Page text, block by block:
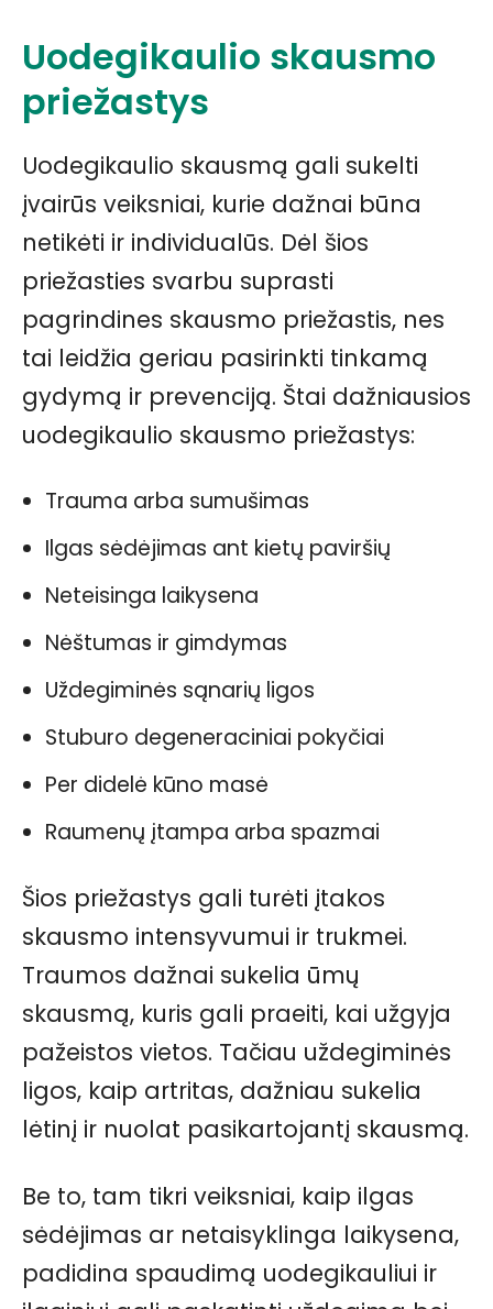
Uodegikaulio skausmo
priežastys
Uodegikaulio skausmą gali sukelti
įvairūs veiksniai, kurie dažnai būna
netikėti ir individualūs. Dėl šios
priežasties svarbu suprasti
pagrindines skausmo priežastis, nes
tai leidžia geriau pasirinkti tinkamą
gydymą ir prevenciją. Štai dažniausios
uodegikaulio skausmo priežastys:
Trauma arba sumušimas
Ilgas sėdėjimas ant kietų paviršių
Neteisinga laikysena
Nėštumas ir gimdymas
Uždegiminės sąnarių ligos
Stuburo degeneraciniai pokyčiai
Per didelė kūno masė
Raumenų įtampa arba spazmai
Šios priežastys gali turėti įtakos
skausmo intensyvumui ir trukmei.
Traumos dažnai sukelia ūmų
skausmą, kuris gali praeiti, kai užgyja
pažeistos vietos. Tačiau uždegiminės
ligos, kaip artritas, dažniau sukelia
lėtinį ir nuolat pasikartojantį skausmą.
Be to, tam tikri veiksniai, kaip ilgas
sėdėjimas ar netaisyklinga laikysena,
padidina spaudimą uodegikauliui ir